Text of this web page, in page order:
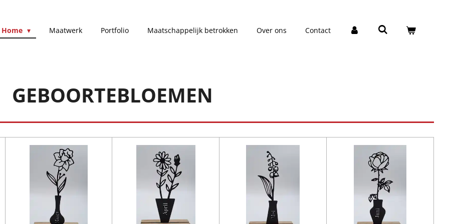
Home Maatwerk Portfolio Maatschappelijk betrokken Over ons Contact
GEBOORTEBLOEMEN